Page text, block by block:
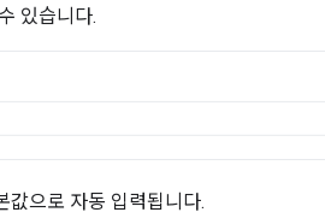
있습니다.
값으로 자동 입력됩니다.